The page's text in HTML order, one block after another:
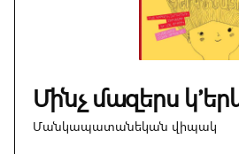
Մինչ մազերս
Մանկապատանեկան վիպակ